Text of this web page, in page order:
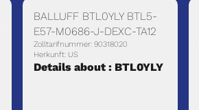
BALLUFF BTL0YLY BTL5-
E57-M0686-J-DEXC-TA12
Zolltarifnummer: 90318020
Herkunft: US
Details about : BTL0YLY